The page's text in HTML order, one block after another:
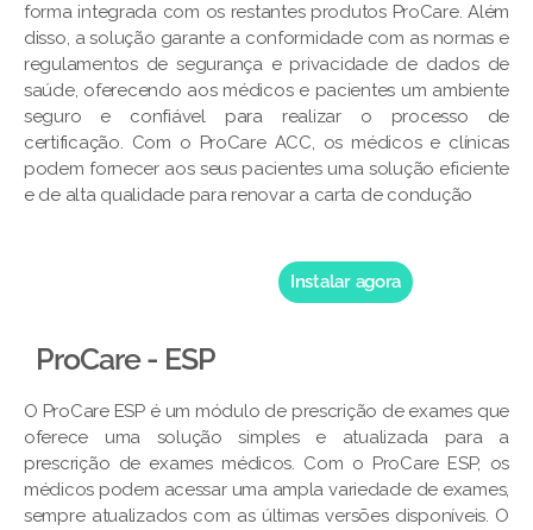
forma integrada com os restantes produtos ProCare. Além
disso, a solução garante a conformidade com as normas e
regulamentos de segurança e privacidade de dados de
saúde, oferecendo aos médicos e pacientes um ambiente
seguro e confiável para realizar o processo de
certificação. Com o ProCare ACC, os médicos e clínicas
podem fornecer aos seus pacientes uma solução eficiente
e de alta qualidade para renovar a carta de condução
Instalar agora
ProCare - ESP
O ProCare ESP é um módulo de prescrição de exames que
oferece uma solução simples e atualizada para a
prescrição de exames médicos. Com o ProCare ESP, os
médicos podem acessar uma ampla variedade de exames,
sempre atualizados com as últimas versões disponíveis. O